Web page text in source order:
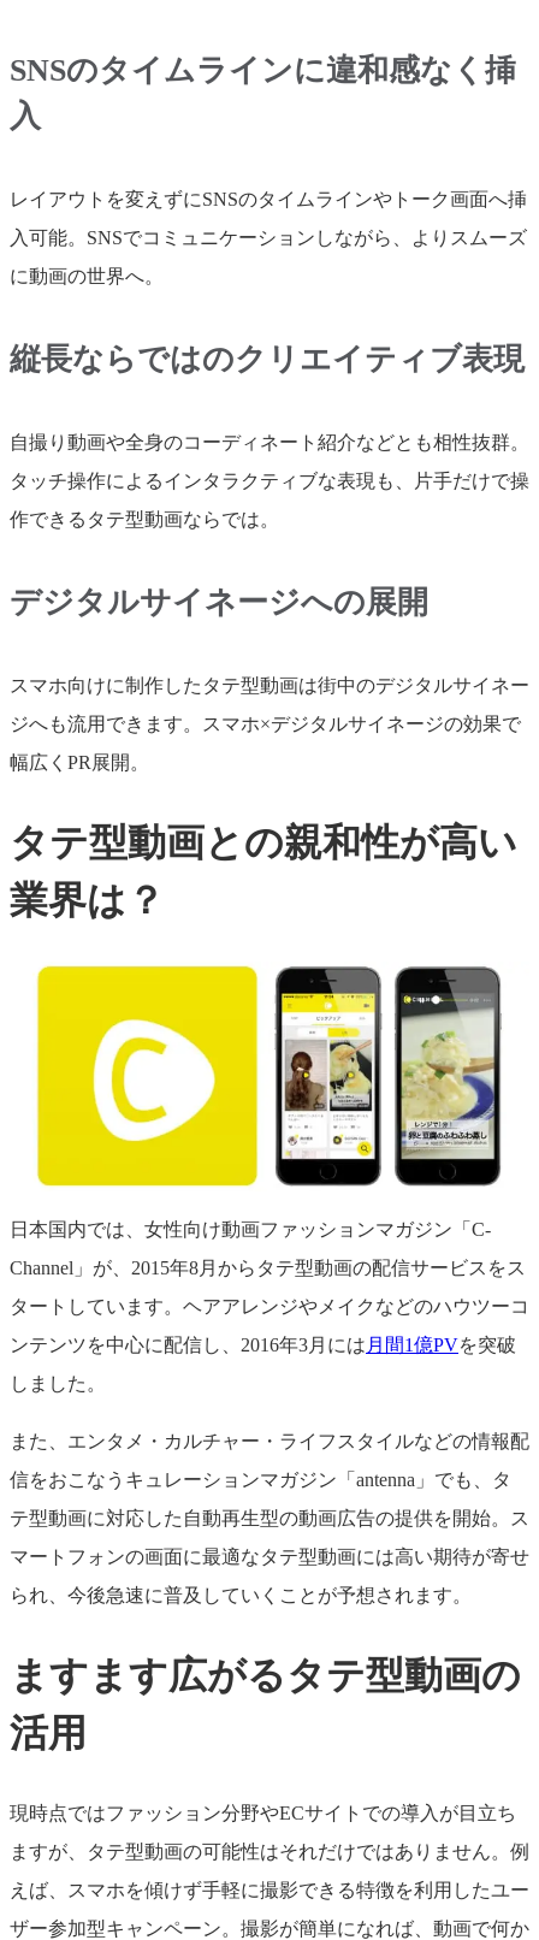
SNSのタイムラインに違和感なく挿
入
レイアウトを変えずにSNSのタイムラインやトーク画面へ挿
入可能。SNSでコミュニケーションしながら、よりスムーズ
に動画の世界へ。
縦長ならではのクリエイティブ表現
自撮り動画や全身のコーディネート紹介などとも相性抜群。
タッチ操作によるインタラクティブな表現も、片手だけで操
作できるタテ型動画ならでは。
デジタルサイネージへの展開
スマホ向けに制作したタテ型動画は街中のデジタルサイネー
ジへも流用できます。スマホ×デジタルサイネージの効果で
幅広くPR展開。
タテ型動画との親和性が高い
業界は？
日本国内では、女性向け動画ファッションマガジン「C-
Channel」が、2015年8月からタテ型動画の配信サービスをス
タートしています。ヘアアレンジやメイクなどのハウツーコ
ンテンツを中心に配信し、2016年3月には 月間1億PVを突破
しました。
また、エンタメ・カルチャー・ライフスタイルなどの情報配
信をおこなうキュレーションマガジン「antenna」でも、タ
テ型動画に対応した自動再生型の動画広告の提供を開始。ス
マートフォンの画面に最適なタテ型動画には高い期待が寄せ
られ、今後急速に普及していくことが予想されます。
ますます広がるタテ型動画の
活用
現時点ではファッション分野やECサイトでの導入が目立ち
ますが、タテ型動画の可能性はそれだけではありません。例
えば、スマホを傾けず手軽に撮影できる特徴を利用したユー
ザー参加型キャンペーン。撮影が簡単になれば、動画で何か